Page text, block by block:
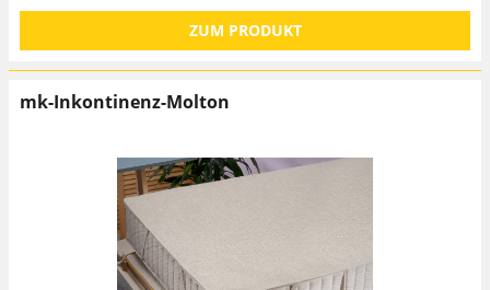
ZUM PRODUKT
mk-Inkontinenz-Molton